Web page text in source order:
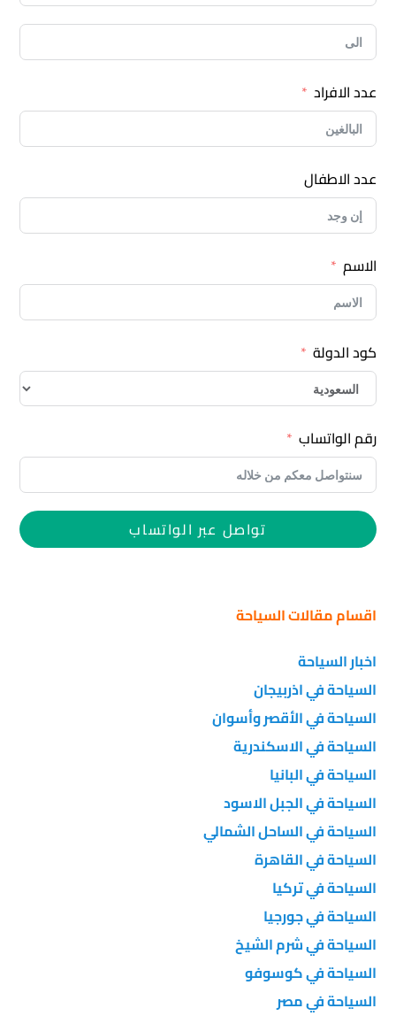
عدد الافراد
عدد الاطفال
الاسم
كود الدولة
رقم الواتساب
تواصل عبر الواتساب
اقسام مقالات السياحة
اخبار السياحة
السياحة في اذربيجان
السياحة في الأقصر وأسوان
السياحة في الاسكندرية
السياحة في البانيا
السياحة في الجبل الاسود
السياحة في الساحل الشمالي
السياحة في القاهرة
السياحة في تركيا
السياحة في جورجيا
السياحة في شرم الشيخ
السياحة في كوسوفو
السياحة في مصر